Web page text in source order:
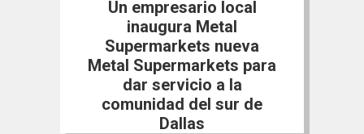
Un empresario local
inaugura Metal
Supermarkets nueva
Metal Supermarkets para
dar servicio a la
comunidad del sur de
Dallas